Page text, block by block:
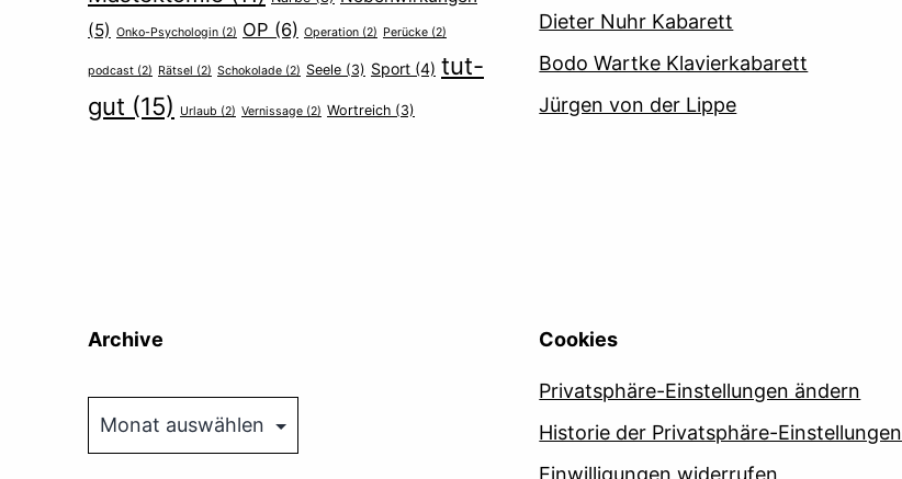
(5) Onko-Psychologin (2) OP (6) Operation (2) Perücke (2)
podcast (2) Rätsel (2) Schokolade (2) Seele (3) Sport (4) tut-
gut (15) Urlaub (2) Vernissage (2) Wortreich (3)
Dieter Nuhr Kabarett
Bodo Wartke Klavierkabarett
Jürgen von der Lippe
Archive Cookies
Privatsphäre-Einstellungen ändern
Historie der Privatsphäre-Einstellungen
Einwilligungen widerrufen